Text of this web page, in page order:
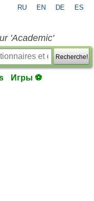
RU EN DE ES
'Academic'
Recherche!
Игры ⚽